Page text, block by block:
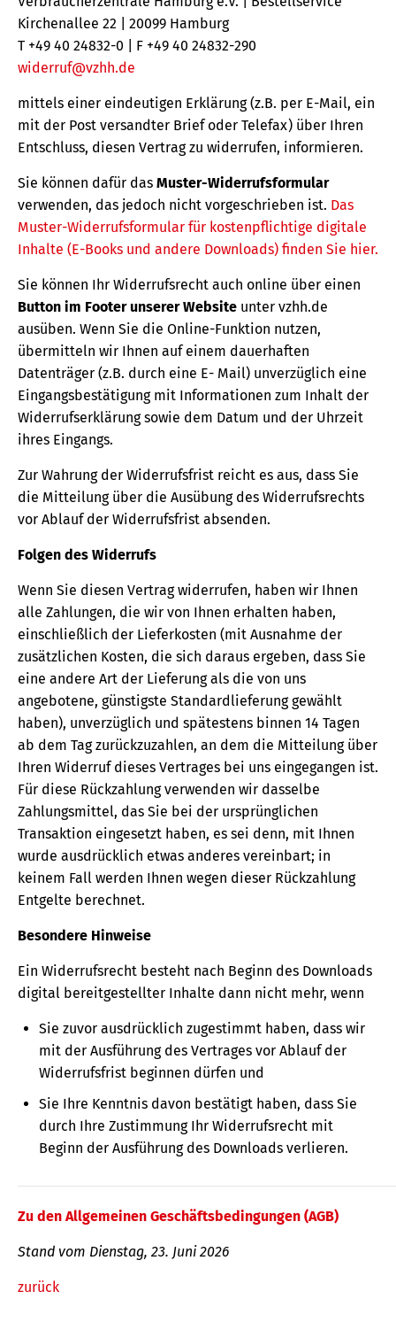
Kirchenallee 22 | 20099 Hamburg
T +49 40 24832-0 | F +49 40 24832-290
widerruf@vzhh.de
mittels einer eindeutigen Erklärung (z.B. per E-Mail, ein
mit der Post versandter Brief oder Telefax) über Ihren
Entschluss, diesen Vertrag zu widerrufen, informieren.
Sie können dafür das Muster-Widerrufsformular
verwenden, das jedoch nicht vorgeschrieben ist. Das
Muster-Widerrufsformular für kostenpflichtige digitale
Inhalte (E-Books und andere Downloads) finden Sie hier.
Sie können Ihr Widerrufsrecht auch online über einen
Button im Footer unserer Website unter vzhh.de
ausüben. Wenn Sie die Online-Funktion nutzen,
übermitteln wir Ihnen auf einem dauerhaften
Datenträger (z.B. durch eine E- Mail) unverzüglich eine
Eingangsbestätigung mit Informationen zum Inhalt der
Widerrufserklärung sowie dem Datum und der Uhrzeit
ihres Eingangs.
Zur Wahrung der Widerrufsfrist reicht es aus, dass Sie
die Mitteilung über die Ausübung des Widerrufsrechts
vor Ablauf der Widerrufsfrist absenden.
Folgen des Widerrufs
Wenn Sie diesen Vertrag widerrufen, haben wir Ihnen
alle Zahlungen, die wir von Ihnen erhalten haben,
einschließlich der Lieferkosten (mit Ausnahme der
zusätzlichen Kosten, die sich daraus ergeben, dass Sie
eine andere Art der Lieferung als die von uns
angebotene, günstigste Standardlieferung gewählt
haben), unverzüglich und spätestens binnen 14 Tagen
ab dem Tag zurückzuzahlen, an dem die Mitteilung über
Ihren Widerruf dieses Vertrages bei uns eingegangen ist.
Für diese Rückzahlung verwenden wir dasselbe
Zahlungsmittel, das Sie bei der ursprünglichen
Transaktion eingesetzt haben, es sei denn, mit Ihnen
wurde ausdrücklich etwas anderes vereinbart; in
keinem Fall werden Ihnen wegen dieser Rückzahlung
Entgelte berechnet.
Besondere Hinweise
Ein Widerrufsrecht besteht nach Beginn des Downloads
digital bereitgestellter Inhalte dann nicht mehr, wenn
Sie zuvor ausdrücklich zugestimmt haben, dass wir
mit der Ausführung des Vertrages vor Ablauf der
Widerrufsfrist beginnen dürfen und
Sie Ihre Kenntnis davon bestätigt haben, dass Sie
durch Ihre Zustimmung Ihr Widerrufsrecht mit
Beginn der Ausführung des Downloads verlieren.
Zu den Allgemeinen Geschäftsbedingungen (AGB)
Stand vom Dienstag, 23. Juni 2026
zurück